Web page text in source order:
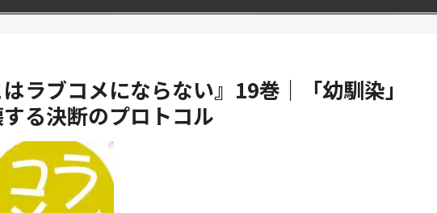
ラブコメにならない』19巻｜「幼馴染」
る決断のプロトコル